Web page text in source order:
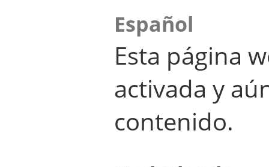
Español
Esta página
activada y
contenido.